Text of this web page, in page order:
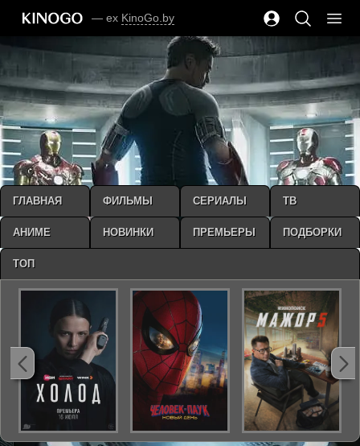
— ex KinoGo.by
ГЛАВНАЯ ФИЛЬМЫ СЕРИАЛЫ ТВ
АНИМЕ НОВИНКИ ПРЕМЬЕРЫ ПОДБОРКИ
ТОП